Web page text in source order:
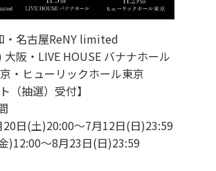
・名古屋ReNY limited
阪・LIVE HOUSE バナナホール
・ヒューリックホール東京
（抽選）受付】
日(土)20:00〜7月12日(日)23:59
)12:00〜8月23日(日)23:59